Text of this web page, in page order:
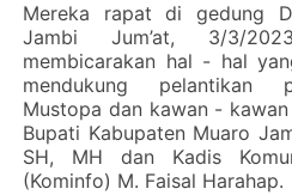
Mereka rapat di gedung
Jambi Jum’at, 3/3/
membicarakan hal - hal
mendukung pelantikan
Mustopa dan kawan -
Bupati Kabupaten Muaro
SH, MH dan Kadis
(Kominfo) M. Faisal Harahap.